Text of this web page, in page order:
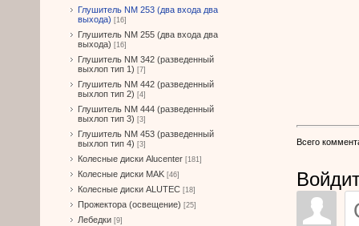
Глушитель NM 253 (два входа два
выхода) [16]
Глушитель NM 255 (два входа два
выхода) [16]
Глушитель NM 342 (разведенный
выхлоп тип 1) [7]
Глушитель NM 442 (разведенный
выхлоп тип 2) [4]
Глушитель NM 444 (разведенный
выхлоп тип 3) [3]
Глушитель NM 453 (разведенный
выхлоп тип 4) [3]
Колесные диски Alucenter [181]
Колесные диски MAK [46]
Колесные диски ALUTEC [18]
Прожектора (освещение) [25]
Лебедки [9]
Всего